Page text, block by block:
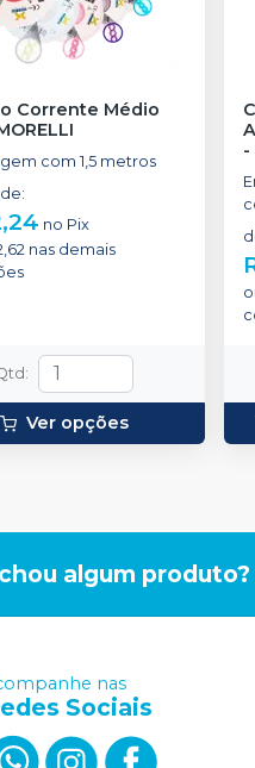
Corrente Médio
com 1,5 metros
:
no Pix
nas demais
:
Ver opções
-
algum produto?
nas
Sociais